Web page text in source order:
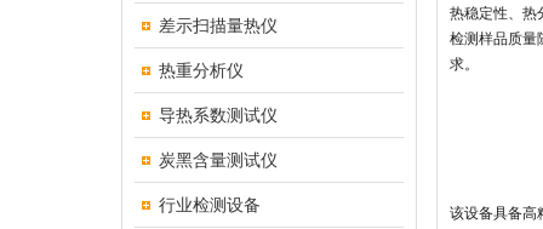
差示扫描量热仪
热重分析仪
导热系数测试仪
炭黑含量测试仪
行业检测设备
热稳定性、热
检测样品质量
求。
该设备具备高